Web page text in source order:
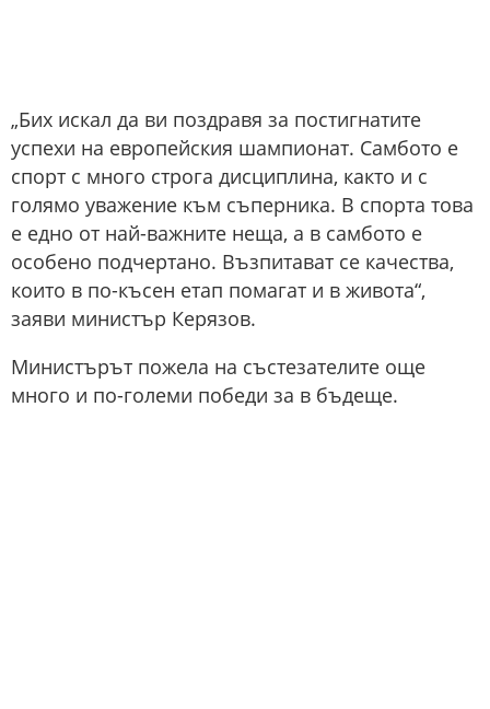
„Бих искал да ви поздравя за постигнатите
успехи на европейския шампионат. Самбото е
спорт с много строга дисциплина, както и с
голямо уважение към съперника. В спорта това
е едно от най-важните неща, а в самбото е
особено подчертано. Възпитават се качества,
които в по-късен етап помагат и в живота“,
заяви министър Керязов.
Министърът пожела на състезателите още
много и по-големи победи за в бъдеще.